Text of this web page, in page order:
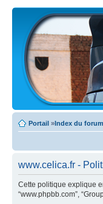
Portail »Index du forum
www.celica.fr -
Cette politique explique
“www.phpbb.com”,